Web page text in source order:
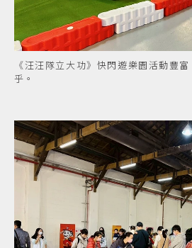
《汪汪隊立大功》快閃遊樂園活動豐
乎。